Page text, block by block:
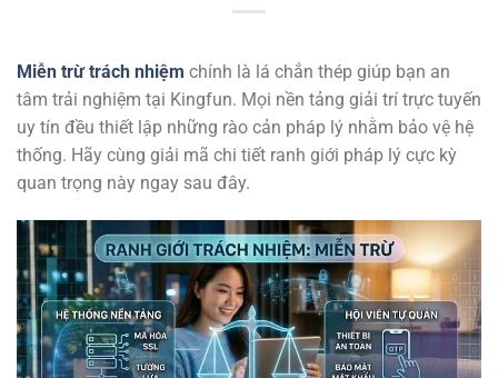
Miễn trừ trách nhiệm chính là lá chắn thép giúp bạn an
tâm trải nghiệm tại Kingfun. Mọi nền tảng giải trí trực tuyến
uy tín đều thiết lập những rào cản pháp lý nhằm bảo vệ hệ
thống. Hãy cùng giải mã chi tiết ranh giới pháp lý cực kỳ
quan trọng này ngay sau đây.